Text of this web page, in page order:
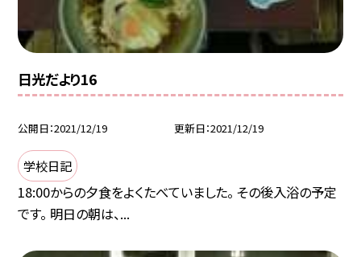
日光だより16
公開日 2021/12/19 更新日 2021/12/19
学校日記
18:00からの夕食をよくたべていました。 その後入浴の予定
です。 明日の朝は、...